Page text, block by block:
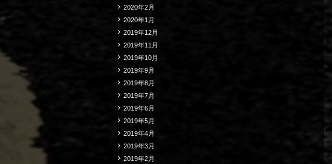
2020年2月
2020年1月
2019年12月
2019年11月
2019年10月
2019年9月
2019年8月
2019年7月
2019年6月
2019年5月
2019年4月
2019年3月
2019年2月